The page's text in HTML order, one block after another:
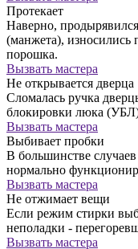
Протекает
Наверно,
(манжета), износились
порошка.
Вызвать мастера
Не открывается дверца
Сломалась ручка
блокировки люка
Вызвать мастера
Выбивает пробки
В большинстве
нормально
Вызвать мастера
Не отжимает вещи
Если режим стирки
неполадки -
Вызвать мастера